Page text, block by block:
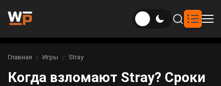
Новости
Новости Genshin Impact
Игры
Вы здесь:
Главная Игры Stray
Когда взломают Stray? Сроки